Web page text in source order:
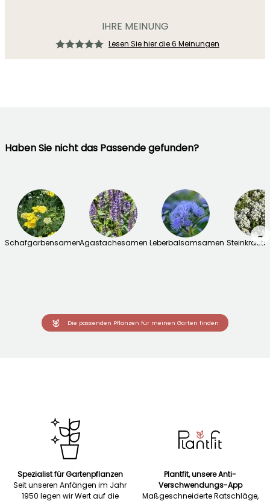
IHRE MEINUNG
Lesen Sie hier die 6 Meinungen
Haben Sie nicht das Passende gefunden?
SchafgarbensamenAgastachesamen Leberbalsamsamen
→
Die passenden Pflanzen für meinen Garten finden
Spezialist für Gartenpflanzen
Seit unseren Anfängen im Jahr
1950 legen wir Wert auf die
Plantfit, unsere Anti-
Verschwendungs-App
Maßgeschneiderte Ratschläge,